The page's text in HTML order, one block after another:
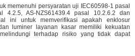
memenuhi persyaratan uji IEC60598-1 pasal
4.2.5, AS-NZS61439.4 pasal 10.2.6.2 dan
ini untuk memverifikasi apakah enklosur
luminer layanan kasar memiliki kekuatan
terhadap risiko yang tidak dapat